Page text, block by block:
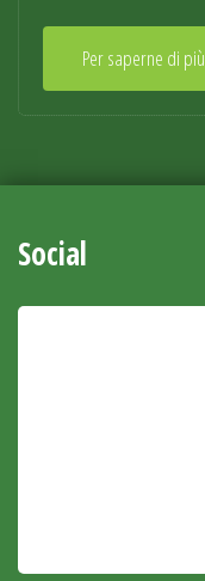
Per saperne di più
Social